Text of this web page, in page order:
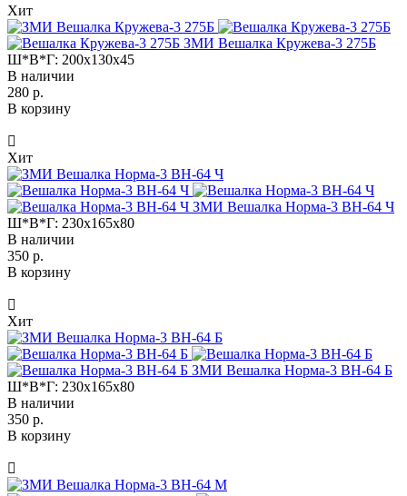
Хит
ЗМИ Вешалка Кружева-3 275Б
Ш*В*Г: 200x130x45
В наличии
280 р.
В корзину
Хит
ЗМИ Вешалка Норма-3 ВН-64 Ч
Ш*В*Г: 230x165x80
В наличии
350 р.
В корзину
Хит
ЗМИ Вешалка Норма-3 ВН-64 Б
Ш*В*Г: 230x165x80
В наличии
350 р.
В корзину